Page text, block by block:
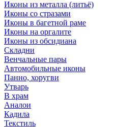
Иконы из металла (литьё)
Иконы со стразами
Иконы в багетной раме
Иконы на оргалите
Иконы из обсидиана
Складни
Венчальные пары
Автомобильные иконы
Панно, хоругви
Утварь
В храм
Аналои
Кадила
Текстиль